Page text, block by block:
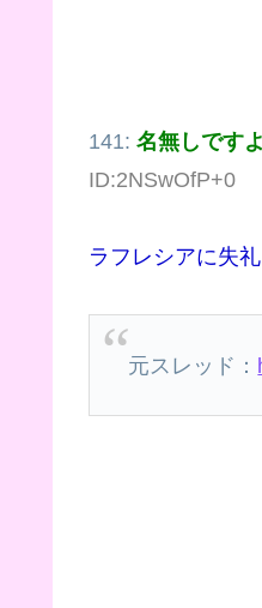
141: 名無しです
ID:2NSwOfP+0
ラフレシアに失礼
元スレッド：